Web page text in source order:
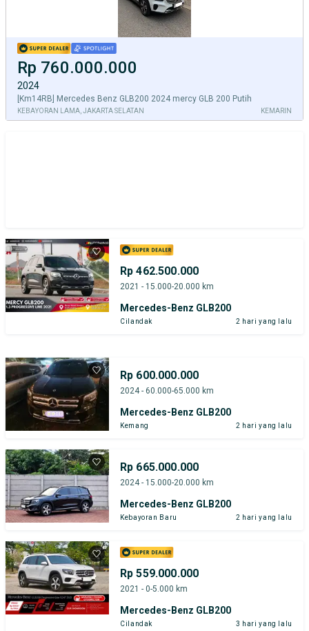
Rp 760.000.000
2024
[Km14RB] Mercedes Benz GLB200 2024 mercy GLB 200 Putih
KEBAYORAN LAMA, JAKARTA SELATAN KEMARIN
Rp 462.500.000
2021 - 15.000-20.000 km
Mercedes-Benz GLB200
Cilandak 2 hari yang lalu
Rp 600.000.000
2024 - 60.000-65.000 km
Mercedes-Benz GLB200
Kemang 2 hari yang lalu
Rp 665.000.000
2024 - 15.000-20.000 km
Mercedes-Benz GLB200
Kebayoran Baru 2 hari yang lalu
Rp 559.000.000
2021 - 0-5.000 km
Mercedes-Benz GLB200
Cilandak 3 hari yang lalu